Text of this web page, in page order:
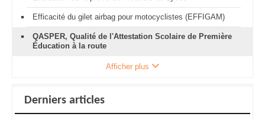
Efficacité du gilet airbag pour motocyclistes (EFFIGAM)
QASPER, Qualité de l'Attestation Scolaire de Première
Éducation à la route
Afficher plus
Derniers articles